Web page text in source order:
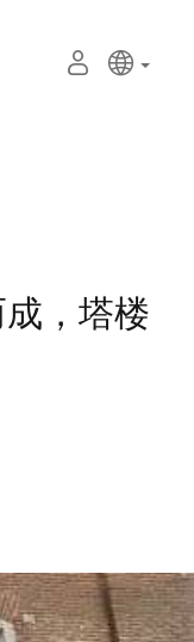
语
言
主动语
中文
，塔楼